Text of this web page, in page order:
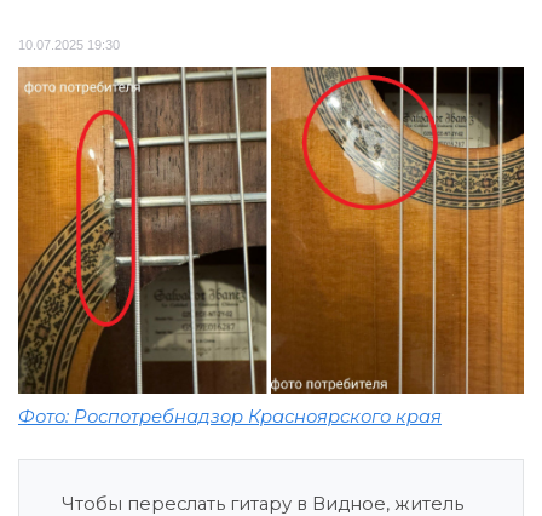
10.07.2025 19:30
Фото: Роспотребнадзор Красноярского края
Чтобы переслать гитару в Видное, житель